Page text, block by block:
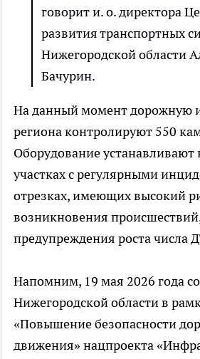
говорит и. о. директора
развития транспортных
Нижегородской области
Бачурин.
На данный момент дорожную
региона контролируют 550
Оборудование устанавливают
участках с регулярными
отрезках, имеющих высокий
возникновения
предупреждения роста числа
Напомним, 19 мая 2026 года
Нижегородской области в
«Повышение безопасности
движения» нацпроекта